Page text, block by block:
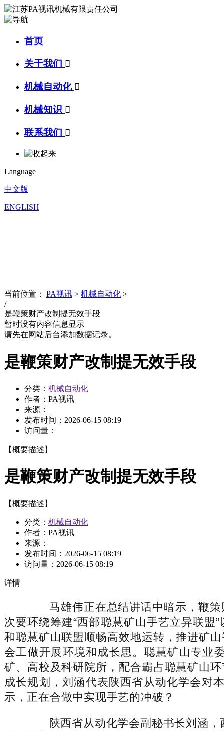
首页
关于我们 
机械自动化 
机械知识 
联系我们 
Language
中文版
ENGLISH
当前位置： PA视讯 > 机械自动化 >
/
是鞭策财产改制提无效手段
暂时没有内容信息显示
请先在网站后台添加数据记录。
是鞭策财产改制提无效手段
分类： 机械自动化
作者：PA视讯
来源：
发布时间： 2026-06-15 08:19
访问量：
【概要描述】
是鞭策财产改制提无效手段
【概要描述】
分类： 机械自动化
作者：PA视讯
来源：
发布时间： 2026-06-15 08:19
访问量： 2026-06-15 08:19
详情
马雄伟正在总结讲话中暗示，鞭策
次要环绕筹建“西部聪慧矿山手艺立异联
和聪慧矿山联盟顺畅高效地运转，推进矿
会工做开展环境和成长思。聪慧矿山专业
矿、高校及科研院所，配合霸占聪慧矿山
成长规划，刘涵代表陕西省从动化学会对
示，正在合做中实现手艺的冲破？
陕西省从动化学会副秘书长刘涵，